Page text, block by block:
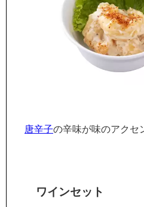
唐辛子の辛味が味のアク
ワインセット